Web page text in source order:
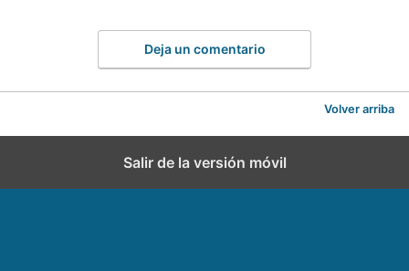
Deja un comentario
Volver arriba
Salir de la versión móvil